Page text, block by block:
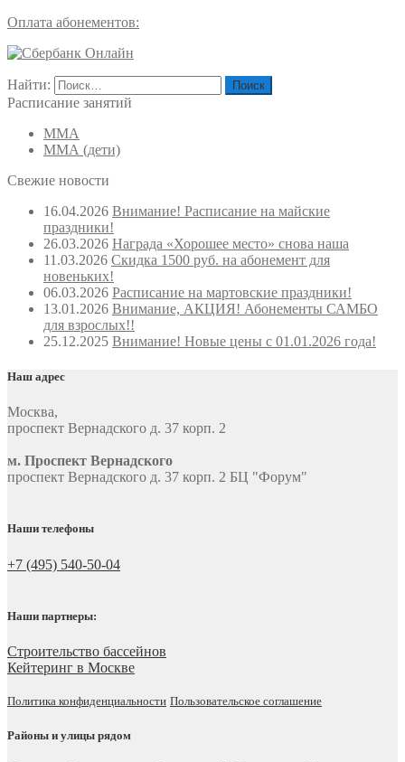
Оплата абонементов:
Найти:
Расписание занятий
ММА
ММА (дети)
Свежие новости
16.04.2026 Внимание! Расписание на майские
праздники!
26.03.2026 Награда «Хорошее место» снова наша
11.03.2026 Скидка 1500 руб. на абонемент для
новеньких!
06.03.2026 Расписание на мартовские праздники!
13.01.2026 Внимание, АКЦИЯ! Абонементы САМБО
для взрослых!!
25.12.2025 Внимание! Новые цены с 01.01.2026 года!
Наш адрес
Москва,
проспект Вернадского д. 37 корп. 2
м. Проспект Вернадского
проспект Вернадского д. 37 корп. 2 БЦ "Форум"
Наши телефоны
+7 (495) 540-50-04
Наши партнеры:
Строительство бассейнов
Кейтеринг в Москве
Политика конфиденциальности Пользовательское соглашение
Районы и улицы рядом